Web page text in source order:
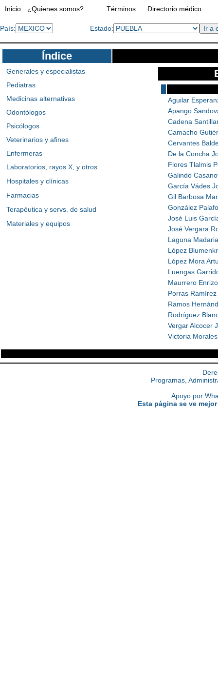
Inicio ¿Quienes somos? Términos Directorio médico
País: Estado:
Índice
Generales y especialistas
Pediatras
Medicinas alternativas
Odontólogos
Psicólogos
Veterinarios y afines
Enfermeras
Laboratorios, rayos X, y otros
Hospitales y clínicas
Farmacias
Terapéutica y servs. de salud
Materiales y equipos
Aguilar
Apango
Cadena
Camacho
Cervantes
De la Concha
Flores Tlalmis
Galindo
García Vádes
Gil Barbosa
González
José Luis
José Vergara
Laguna
López
López Mora
Luengas
Maurrero
Porras
Ramos
Rodríguez
Vergar Alcocer
Victoria
Programas,
Apoyo por
Esta página se ve